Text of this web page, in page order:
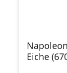
Napoleon
Eiche